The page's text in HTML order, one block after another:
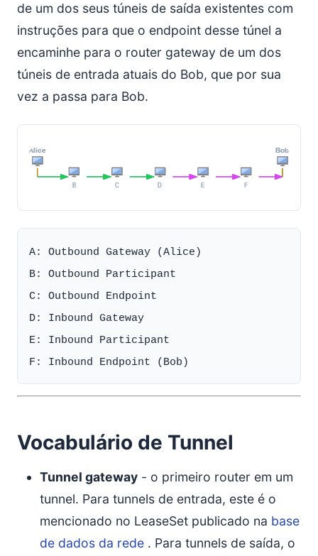
de um dos seus túneis de saída existentes com
instruções para que o endpoint desse túnel a
encaminhe para o router gateway de um dos
túneis de entrada atuais do Bob, que por sua
vez a passa para Bob.
A: Outbound Gateway (Alice)
B: Outbound Participant
C: Outbound Endpoint
D: Inbound Gateway
E: Inbound Participant
Vocabulário de Tunnel
Tunnel gateway - o primeiro router em um
tunnel. Para tunnels de entrada, este é o
mencionado no LeaseSet publicado na base
de dados da rede . Para tunnels de saída, o